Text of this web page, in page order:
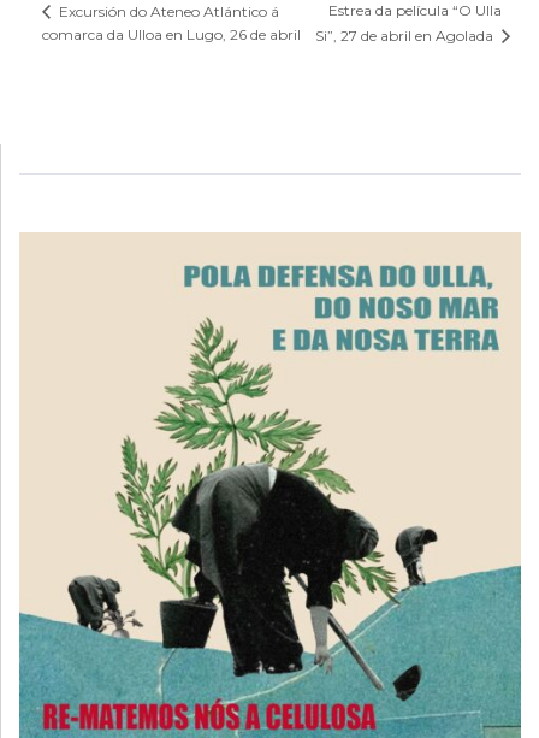
Excursión do Ateneo Atlántico á
comarca da Ulloa en Lugo, 26 de abril
Estrea da película “O Ulla
Si”, 27 de abril en Agolada